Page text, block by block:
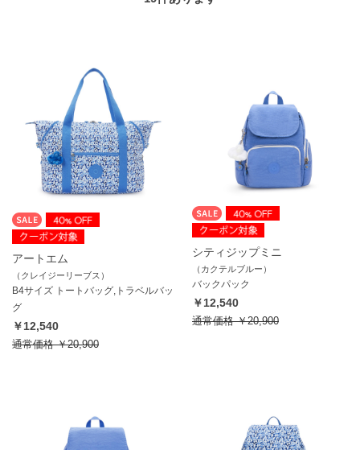
アートエム
（クレイジーリーブス）
B4サイズ トートバッグ,トラベルバッ
グ
￥12,540
通常価格￥20,900
シティジップミニ
（カクテルブルー）
バックパック
￥12,540
通常価格￥20,900